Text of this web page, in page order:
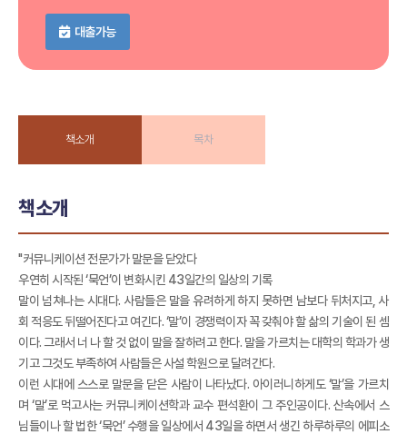
대출가능
책소개 목차
책소개
"커뮤니케이션 전문가가 말문을 닫았다
우연히 시작된 ‘묵언’이 변화시킨 43일간의 일상의 기록
말이 넘쳐나는 시대다. 사람들은 말을 유려하게 하지 못하면 남보다 뒤처지고, 사
회 적응도 뒤떨어진다고 여긴다. ‘말’이 경쟁력이자 꼭 갖춰야 할 삶의 기술이 된 셈
이다. 그래서 너 나 할 것 없이 말을 잘하려고 한다. 말을 가르치는 대학의 학과가 생
기고 그것도 부족하여 사람들은 사설 학원으로 달려간다.
이런 시대에 스스로 말문을 닫은 사람이 나타났다. 아이러니하게도 ‘말’을 가르치
며 ‘말’로 먹고사는 커뮤니케이션학과 교수 편석환이 그 주인공이다. 산속에서 스
님들이나 할 법한 ‘묵언’ 수행을 일상에서 43일을 하면서 생긴 하루하루의 에피소